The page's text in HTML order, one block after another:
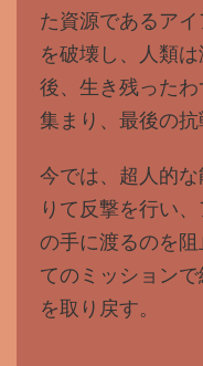
た資源であるア
を破壊し、人類
後、生き残った
集まり、最後の抗
今では、超人的
りて反撃を行い
の手に渡るのを
てのミッション
を取り戻す。